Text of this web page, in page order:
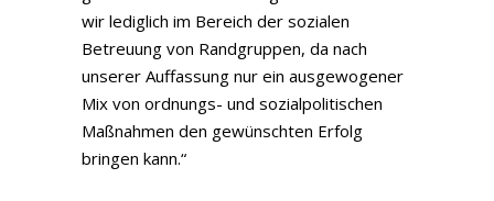
wir lediglich im Bereich der sozialen
Betreuung von Randgruppen, da nach
unserer Auffassung nur ein ausgewogener
Mix von ordnungs- und sozialpolitischen
Maßnahmen den gewünschten Erfolg
bringen kann.“